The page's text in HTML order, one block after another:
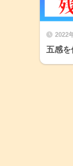
2022
五感を